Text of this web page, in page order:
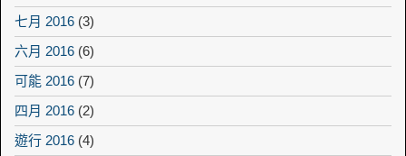
七月 2016 (3)
六月 2016 (6)
可能 2016 (7)
四月 2016 (2)
遊行 2016 (4)